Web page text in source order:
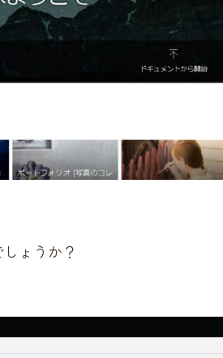
ょうか？